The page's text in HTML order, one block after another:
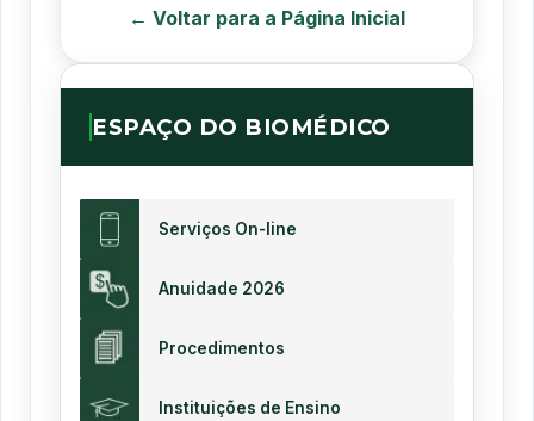
← Voltar para a Página Inicial
ESPAÇO DO BIOMÉDICO
Serviços On-line
Anuidade 2026
Procedimentos
Instituições de Ensino